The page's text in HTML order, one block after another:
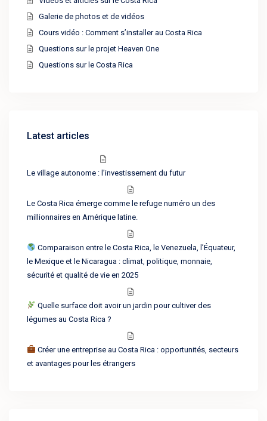
Galerie de photos et de vidéos
Cours vidéo : Comment s’installer au Costa Rica
Questions sur le projet Heaven One
Questions sur le Costa Rica
Latest articles
Le village autonome : l’investissement du futur
Le Costa Rica émerge comme le refuge numéro un des
millionnaires en Amérique latine.
Comparaison entre le Costa Rica, le Venezuela, l’Équateur,
le Mexique et le Nicaragua : climat, politique, monnaie,
sécurité et qualité de vie en 2025
Quelle surface doit avoir un jardin pour cultiver des
légumes au Costa Rica ?
Créer une entreprise au Costa Rica : opportunités, secteurs
et avantages pour les étrangers